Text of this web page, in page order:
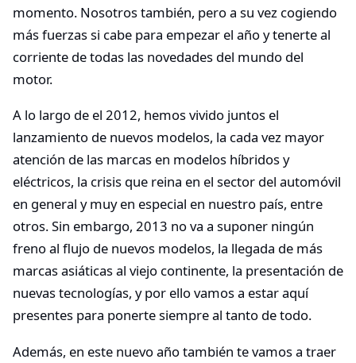
momento. Nosotros también, pero a su vez cogiendo
más fuerzas si cabe para empezar el año y tenerte al
corriente de todas las novedades del mundo del
motor.
A lo largo de el 2012, hemos vivido juntos el
lanzamiento de nuevos modelos, la cada vez mayor
atención de las marcas en modelos híbridos y
eléctricos, la crisis que reina en el sector del automóvil
en general y muy en especial en nuestro país, entre
otros. Sin embargo, 2013 no va a suponer ningún
freno al flujo de nuevos modelos, la llegada de más
marcas asiáticas al viejo continente, la presentación de
nuevas tecnologías, y por ello vamos a estar aquí
presentes para ponerte siempre al tanto de todo.
Además, en este nuevo año también te vamos a traer